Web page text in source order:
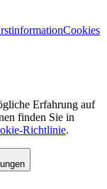
Cookies
Erfahrung auf
finden Sie in
Richtlinie.